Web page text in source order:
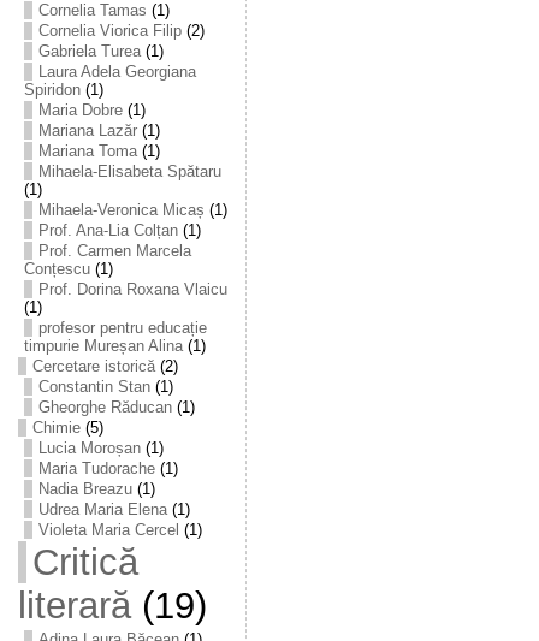
Cornelia Tamas (1)
Cornelia Viorica Filip(2)
Gabriela Turea(1)
Laura Adela Georgiana
Spiridon(1)
Maria Dobre(1)
Mariana Lazăr(1)
Mariana Toma(1)
Mihaela-Elisabeta Spătaru
(1)
Mihaela-Veronica Micaș (1)
Prof. Ana-Lia Colțan(1)
Prof. Carmen Marcela
Conțescu(1)
Prof. Dorina Roxana Vlaicu
(1)
profesor pentru educație
timpurie Mureșan Alina(1)
Cercetare istorică(2)
Constantin Stan(1)
Gheorghe Răducan(1)
Chimie(5)
Lucia Moroșan(1)
Maria Tudorache(1)
Nadia Breazu(1)
Udrea Maria Elena(1)
Violeta Maria Cercel (1)
Critică
literară(19)